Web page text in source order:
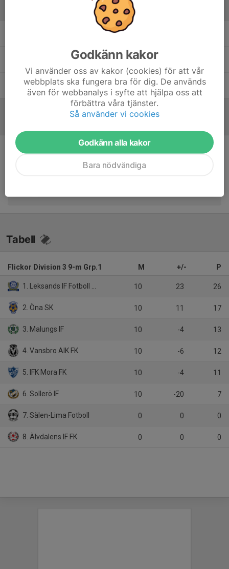
Tränare
Emma RuneborgTränare
Erika ForssFystränare
Tabell
Flickor Division 3 9-m Grp.1 M +/- P
1. Leksands IF Fotboll Blå 10 23 26
2. Öna SK 10 11 17
3. Malungs IF 10 -4 13
4. Vansbro AIK FK 10 -6 12
5. IFK Mora FK 10 -4 11
6. Sollerö IF 10 -20 7
7. Sälen-Lima Fotboll 0 0 0
8. Älvdalens IF FK 0 0 0
Godkänn kakor
Vi använder oss av kakor (cookies) för att vår
webbplats ska fungera bra för dig. De används
även för webbanalys i syfte att hjälpa oss att
förbättra våra tjänster.
Så använder vi cookies
Godkänn alla kakor
Bara nödvändiga